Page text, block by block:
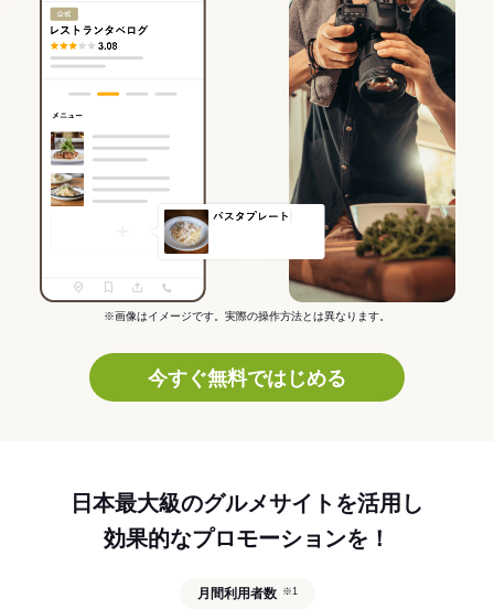
※画像はイメージです。実際の操作方法とは異なります。
今すぐ無料ではじめる
日本最大級のグルメサイトを活用し
効果的なプロモーションを！
月間利用者数 ※1